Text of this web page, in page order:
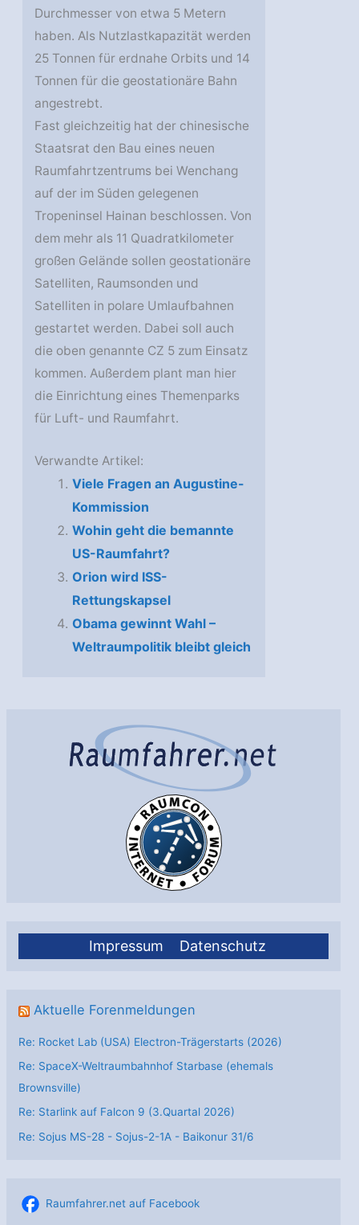
Impressum Datenschutz
Aktuelle Forenmeldungen
Re: Rocket Lab (USA) Electron-Trägerstarts (2026)
Re: SpaceX-Weltraumbahnhof Starbase (ehemals
Brownsville)
Re: Starlink auf Falcon 9 (3.Quartal 2026)
Re: Sojus MS-28 - Sojus-2-1А - Baikonur 31/6
Raumfahrer.net auf Facebook
Durchmesser von etwa 5 Metern
haben. Als Nutzlastkapazität werden
25 Tonnen für erdnahe Orbits und 14
Tonnen für die geostationäre Bahn
angestrebt.
Fast gleichzeitig hat der chinesische
Staatsrat den Bau eines neuen
Raumfahrtzentrums bei Wenchang
auf der im Süden gelegenen
Tropeninsel Hainan beschlossen. Von
dem mehr als 11 Quadratkilometer
großen Gelände sollen geostationäre
Satelliten, Raumsonden und
Satelliten in polare Umlaufbahnen
gestartet werden. Dabei soll auch
die oben genannte CZ 5 zum Einsatz
kommen. Außerdem plant man hier
die Einrichtung eines Themenparks
für Luft- und Raumfahrt.
Verwandte Artikel:
Viele Fragen an Augustine-
Kommission
Wohin geht die bemannte
US-Raumfahrt?
Orion wird ISS-
Rettungskapsel
Obama gewinnt Wahl –
Weltraumpolitik bleibt gleich